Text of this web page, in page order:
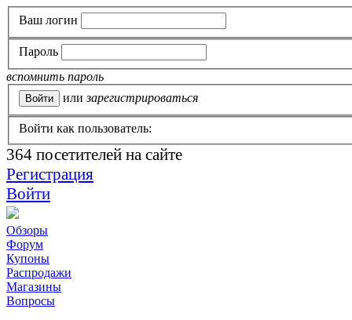
Ваш логин
Пароль
вспомнить пароль
или зарегистрироваться
Войти как пользователь:
364 посетителей на сайте
Регистрация
Войти
Обзоры
Форум
Купоны
Распродажи
Магазины
Вопросы